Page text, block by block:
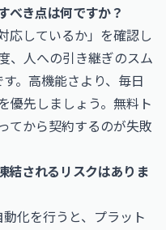
べき点は何ですか？
応しているか」を確認し
、人への引き継ぎのスム
。高機能さより、毎日
優先しましょう。無料ト
てから契約するのが失敗
結されるリスクはありま
化を行うと、プラット